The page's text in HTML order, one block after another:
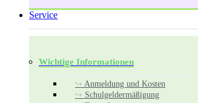
Service
Wichtige Informationen
Anmeldung und Kosten
Schulgeldermäßigung